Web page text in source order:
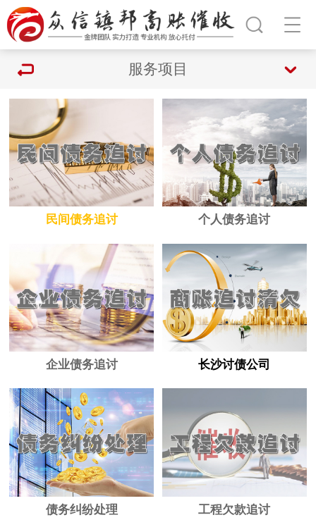
服务项目
民间债务追讨 个人债务追讨
企业债务追讨 长沙讨债公司
债务纠纷处理 工程欠款追讨